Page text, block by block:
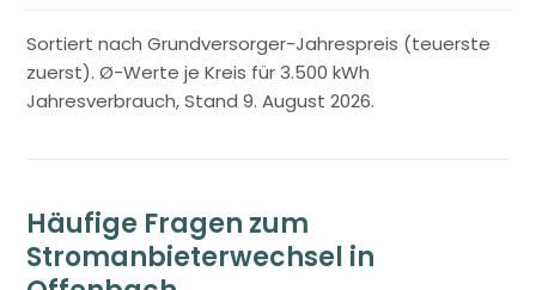
Sortiert nach Grundversorger-Jahrespreis (teuerste
zuerst). Ø-Werte je Kreis für 3.500 kWh
Jahresverbrauch, Stand 9. August 2026.
Häufige Fragen zum
Stromanbieterwechsel in